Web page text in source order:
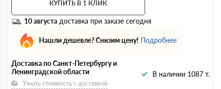
КУПИТЬ В 1 КЛИК
10 августа доставка при заказе сегодня
Нашли дешевле? Снизим цену! Подробнее
Доставка по Санкт-Петербургу и
Ленинградской области
Узнать стоимость с доставкой
В наличии 1087 т.